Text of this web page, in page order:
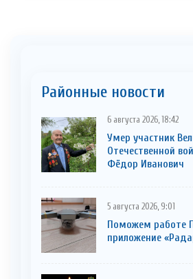
Районные новости
6 августа 2026, 18:42
Умер участник
Отечественной
Фёдор Иванович
5 августа 2026, 9:01
Поможем работе
приложение